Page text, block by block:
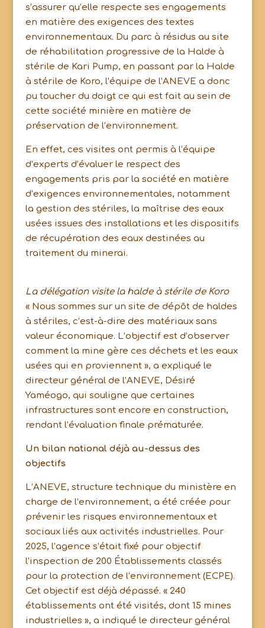
s’assurer qu’elle respecte ses engagements
en matière des exigences des textes
environnementaux. Du parc à résidus au site
de réhabilitation progressive de la Halde à
stérile de Kari Pump, en passant par la Halde
à stérile de Koro, l’équipe de l’ANEVE a donc
pu toucher du doigt ce qui est fait au sein de
cette société minière en matière de
préservation de l’environnement.
En effet, ces visites ont permis à l’équipe
d’experts d’évaluer le respect des
engagements pris par la société en matière
d’exigences environnementales, notamment
la gestion des stériles, la maîtrise des eaux
usées issues des installations et les dispositifs
de récupération des eaux destinées au
traitement du minerai.
La délégation visite la halde à stérile de Koro
« Nous sommes sur un site de dépôt de haldes
à stériles, c’est-à-dire des matériaux sans
valeur économique. L’objectif est d’observer
comment la mine gère ces déchets et les eaux
usées qui en proviennent », a expliqué le
directeur général de l’ANEVE, Désiré
Yaméogo, qui souligne que certaines
infrastructures sont encore en construction,
rendant l’évaluation finale prématurée.
Un bilan national déjà au-dessus des
objectifs
L’ANEVE, structure technique du ministère en
charge de l’environnement, a été créée pour
prévenir les risques environnementaux et
sociaux liés aux activités industrielles. Pour
2025, l’agence s’était fixé pour objectif
l’inspection de 200 Établissements classés
pour la protection de l’environnement (ECPE).
Cet objectif est déjà dépassé. « 240
établissements ont été visités, dont 15 mines
industrielles », a indiqué le directeur général